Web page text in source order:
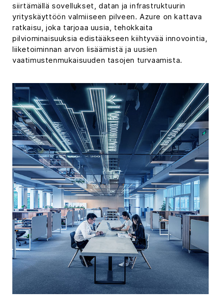
siirtämällä sovellukset, datan ja infrastruktuurin
yrityskäyttöön valmiiseen pilveen. Azure on kattava
ratkaisu, joka tarjoaa uusia, tehokkaita
pilviominaisuuksia edistääkseen kiihtyvää innovointia,
liiketoiminnan arvon lisäämistä ja uusien
vaatimustenmukaisuuden tasojen turvaamista.